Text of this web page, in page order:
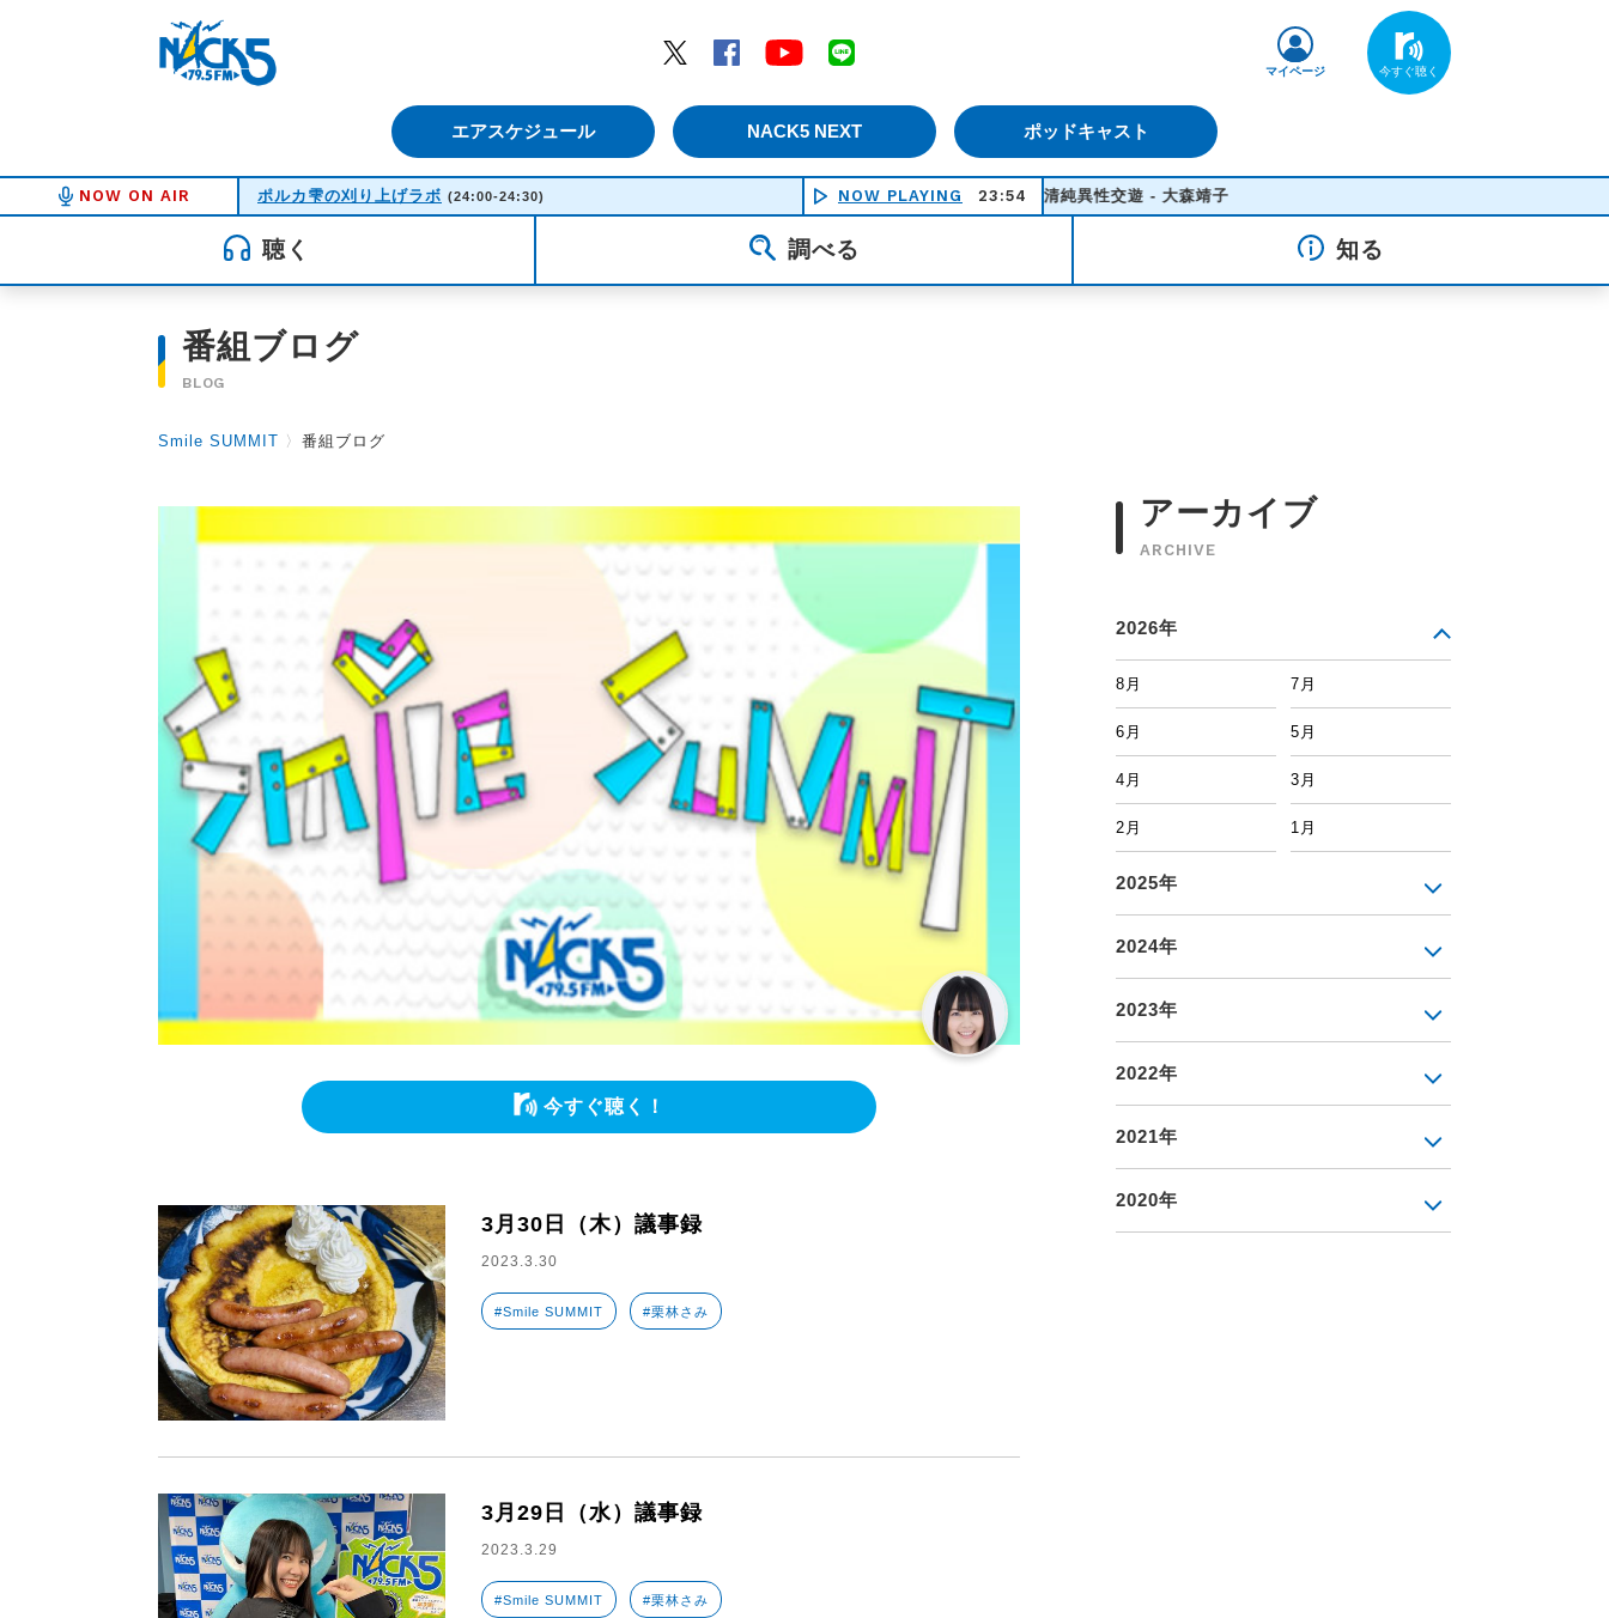
Twitter
Facebook YouTube
エアスケジュール NACK5 NEXT ポッドキャスト
マイページ
NOW ON AIR ポルカ雫の刈り上げラボ (24:00-24:30) NOW PLAYING 23:54
ミッドナイト清純異性交遊 - 大森靖子
聴く 調べる 知る
番組ブログ
BLOG
Smile SUMMIT 〉 番組ブログ
今すぐ聴く！
3月30日（木）議事録
2023.3.30
#Smile SUMMIT #栗林さみ
3月29日（水）議事録
2023.3.29
#Smile SUMMIT #栗林さみ
アーカイブ
ARCHIVE
2026年
8月 7月
6月 5月
4月 3月
2月 1月
2025年
2024年
2023年
2022年
2021年
2020年